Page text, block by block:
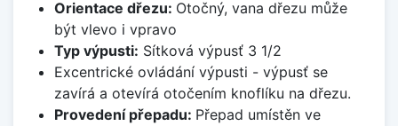
Orientace dřezu: Otočný, vana dřezu může
být vlevo i vpravo
Typ výpusti: Sítková výpusť 3 1/2
Excentrické ovládání výpusti - výpusť se
zavírá a otevírá otočením knoflíku na dřezu.
Provedení přepadu: Přepad umístěn ve